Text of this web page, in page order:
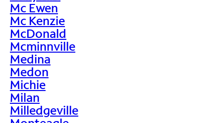
Mc Ewen
Mc Kenzie
McDonald
Mcminnville
Medina
Medon
Michie
Milan
Milledgeville